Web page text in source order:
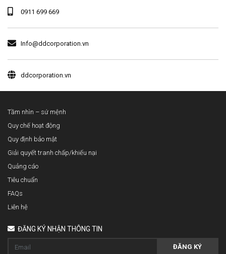
0911 699 669
Info@ddcorporation.vn
ddcorporation.vn
Tầm nhìn – sứ mệnh
Quy chế hoạt động
Quy định bảo mật
Giải quyết tranh chấp/khiếu nại
Quảng cáo
Tiêu chuẩn
FAQs
Liên hệ
ĐĂNG KÝ NHẬN THÔNG TIN
ĐĂNG KÝ